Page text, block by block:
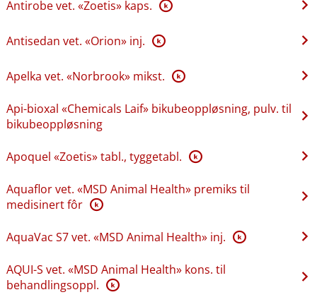
Antirobe vet. «Zoetis» kaps. K
Antisedan vet. «Orion» inj. K
Apelka vet. «Norbrook» mikst. K
Api-bioxal «Chemicals Laif» bikubeoppløsning, pulv. til
bikubeoppløsning
Apoquel «Zoetis» tabl., tyggetabl. K
Aquaflor vet. «MSD Animal Health» premiks til
medisinert fôr K
AquaVac S7 vet. «MSD Animal Health» inj. K
AQUI-S vet. «MSD Animal Health» kons. til
behandlingsoppl. K